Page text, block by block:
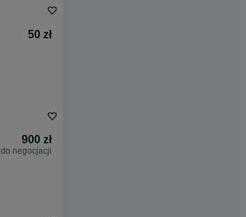
50 zł
900 zł
do negocjacji